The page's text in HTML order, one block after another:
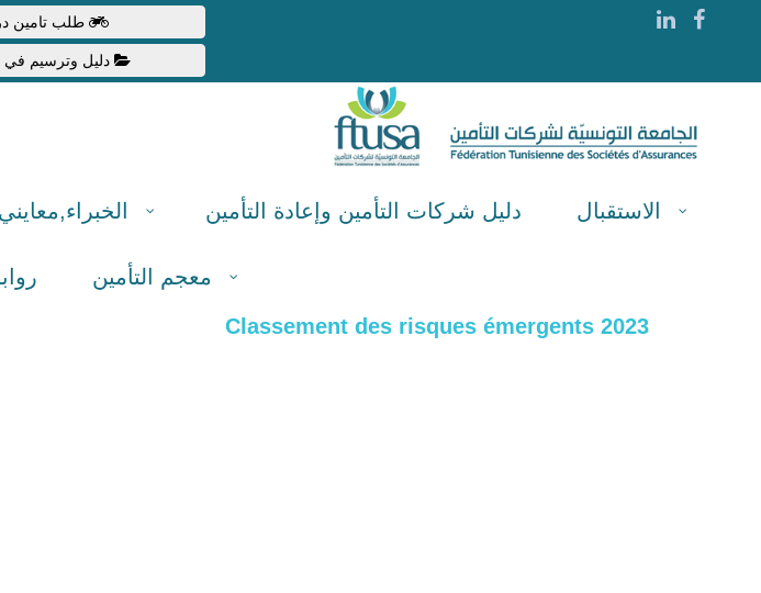
طلب تامين
دليل وترسيم في
الاستقبال دليل شركات التأمين وإعادة التأمين
معجم التأمين
Classement des risques émergents 2023